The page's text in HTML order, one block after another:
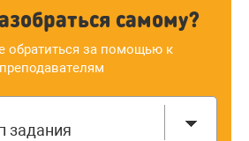
самому?
обратиться за помощью к
преподавателям
задания